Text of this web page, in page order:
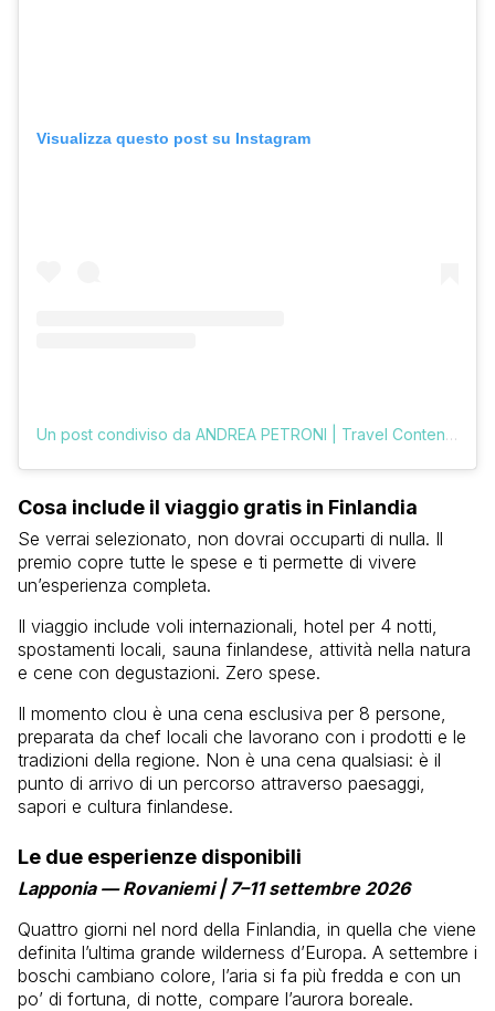
Visualizza questo post su Instagram
Un post condiviso da ANDREA PETRONI | Travel Content Creator (@vologratis)
Cosa include il viaggio gratis in Finlandia
Se verrai selezionato, non dovrai occuparti di nulla. Il
premio copre tutte le spese e ti permette di vivere
un’esperienza completa.
Il viaggio include voli internazionali, hotel per 4 notti,
spostamenti locali, sauna finlandese, attività nella natura
e cene con degustazioni. Zero spese.
Il momento clou è una cena esclusiva per 8 persone,
preparata da chef locali che lavorano con i prodotti e le
tradizioni della regione. Non è una cena qualsiasi: è il
punto di arrivo di un percorso attraverso paesaggi,
sapori e cultura finlandese.
Le due esperienze disponibili
Lapponia — Rovaniemi | 7–11 settembre 2026
Quattro giorni nel nord della Finlandia, in quella che viene
definita l’ultima grande wilderness d’Europa. A settembre i
boschi cambiano colore, l’aria si fa più fredda e con un
po’ di fortuna, di notte, compare l’aurora boreale.